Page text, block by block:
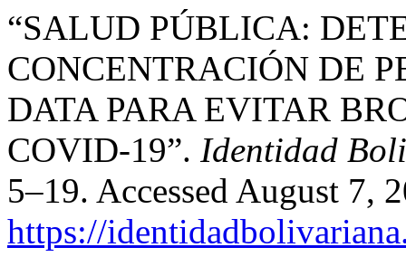
“SALUD PÚBLICA:
CONCENTRACIÓN DE
DATA PARA EVITAR
COVID-19”. Identidad
5–19. Accessed August 7,
https://